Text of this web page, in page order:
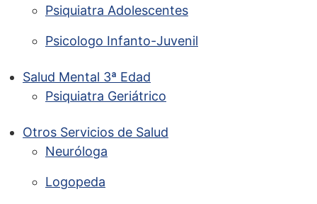
Psiquiatra Adolescentes
Psicologo Infanto-Juvenil
Salud Mental 3ª Edad
Psiquiatra Geriátrico
Otros Servicios de Salud
Neuróloga
Logopeda